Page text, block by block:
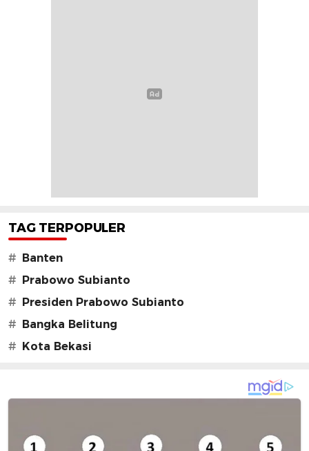
TAG TERPOPULER
# Banten
# Prabowo Subianto
# Presiden Prabowo Subianto
# Bangka Belitung
# Kota Bekasi